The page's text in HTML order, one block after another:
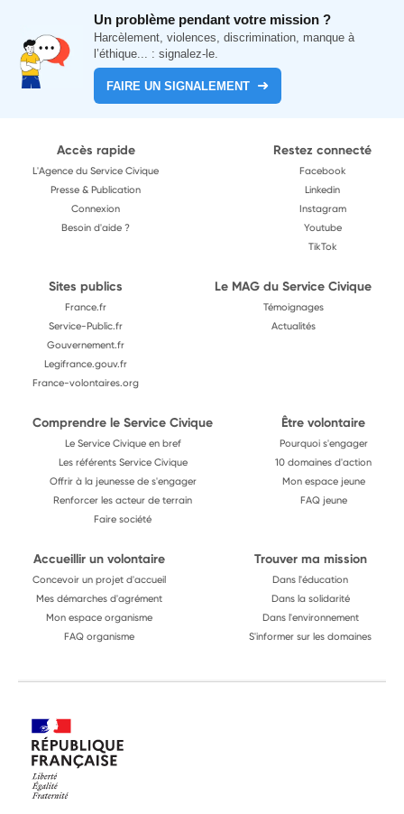
Un problème pendant votre mission ?
Harcèlement, violences, discrimination, manque à
l’éthique... : signalez-le.
FAIRE UN SIGNALEMENT
Accès rapide
L'Agence du Service Civique
Presse & Publication
Connexion
Besoin d'aide ?
Restez connecté
Facebook
Linkedin
Instagram
Youtube
TikTok
Sites publics
France.fr
Service-Public.fr
Gouvernement.fr
Legifrance.gouv.fr
France-volontaires.org
Le MAG du Service Civique
Témoignages
Actualités
Comprendre le Service Civique
Le Service Civique en bref
Les référents Service Civique
Offrir à la jeunesse de s'engager
Renforcer les acteur de terrain
Faire société
Être volontaire
Pourquoi s'engager
10 domaines d'action
Mon espace jeune
FAQ jeune
Accueillir un volontaire
Concevoir un projet d'accueil
Mes démarches d'agrément
Mon espace organisme
FAQ organisme
Trouver ma mission
Dans l'éducation
Dans la solidarité
Dans l'environnement
S'informer sur les domaines